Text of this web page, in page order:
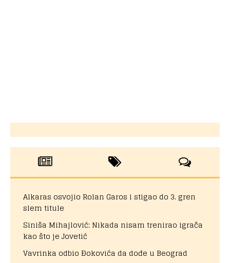
Alkaras osvojio Rolan Garos i stigao do 3. gren
slem titule
Siniša Mihajlović: Nikada nisam trenirao igrača
kao što je Jovetić
Vavrinka odbio Đokovića da dođe u Beograd